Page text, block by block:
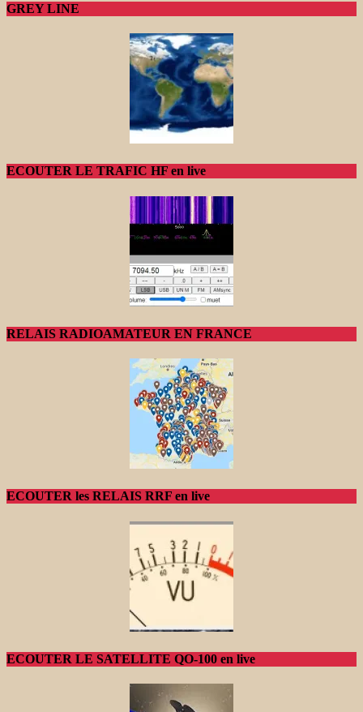
GREY LINE
ECOUTER LE TRAFIC HF en live
RELAIS RADIOAMATEUR EN FRANCE
ECOUTER les RELAIS RRF en live
ECOUTER LE SATELLITE QO-100 en live